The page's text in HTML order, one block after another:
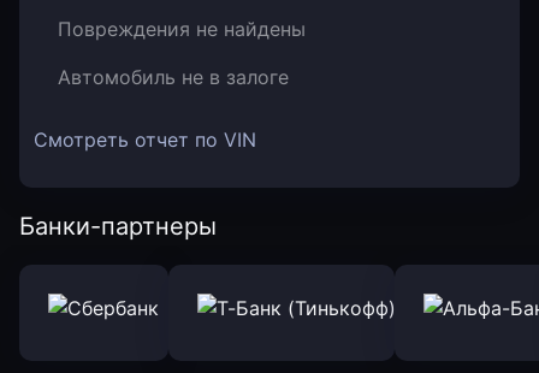
Повреждения не найдены
Автомобиль не в залоге
Смотреть отчет по VIN
Банки-партнеры